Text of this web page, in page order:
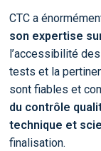
CTC a
son expertise
l’accessibilité
tests et la
sont fiables et
du contrôle
technique et
finalisation.